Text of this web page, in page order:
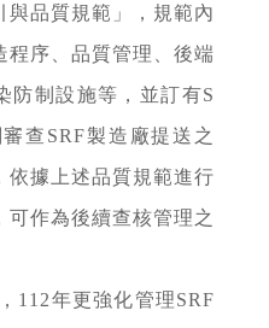
品質規範」，規範內
程序、品質管理、後端
防制設施等，並訂有S
查SRF製造廠提送之
依據上述品質規範進行
作為後續查核管理之
112年更強化管理SRF